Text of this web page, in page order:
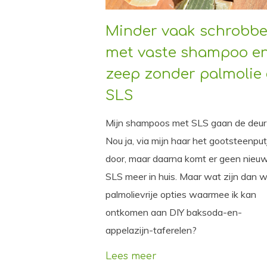
Minder vaak
met vaste shampoo
zeep zonder palmolie
SLS
Mijn shampoos met SLS gaan de
Nou ja, via mijn haar het
door, maar daarna komt er geen
SLS meer in huis. Maar wat zijn dan
palmolievrije opties waarmee ik kan
ontkomen aan DIY baksoda-en-
appelazijn-taferelen?
Lees meer